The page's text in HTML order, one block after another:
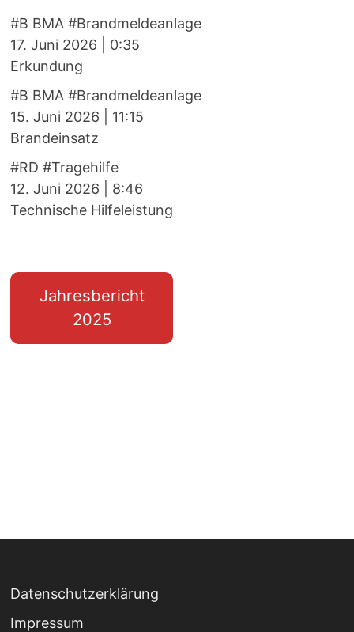
#B BMA #Brandmeldeanlage
17. Juni 2026
0:35
Erkundung
#B BMA #Brandmeldeanlage
15. Juni 2026
11:15
Brandeinsatz
#RD #Tragehilfe
12. Juni 2026
8:46
Technische Hilfeleistung
Jahresbericht
2025
Datenschutzerklärung
Impressum